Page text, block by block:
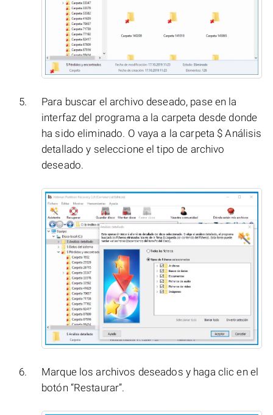
Para buscar el archivo deseado, pase en la
interfaz del programa a la carpeta desde donde
ha sido eliminado. O vaya a la carpeta $ Análisis
detallado y seleccione el tipo de archivo
deseado.
Marque los archivos deseados y haga clic en el
botón “Restaurar”.